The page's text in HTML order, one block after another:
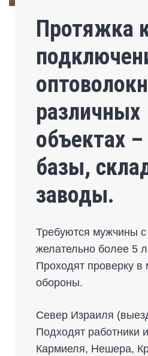
Протяжка
различных
объектах
базы,
заводы.
Требуются мужчины с
желательно более 5
Проходят проверку в
обороны.
Север Израиля
Подходят работники
Кармиеля, Нешера,